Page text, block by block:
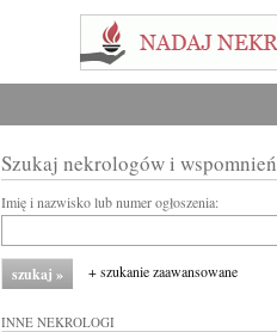
Szukaj nekrologów i wspomnień
Imię i nazwisko lub numer ogłoszenia:
+ szukanie zaawansowane
INNE NEKROLOGI